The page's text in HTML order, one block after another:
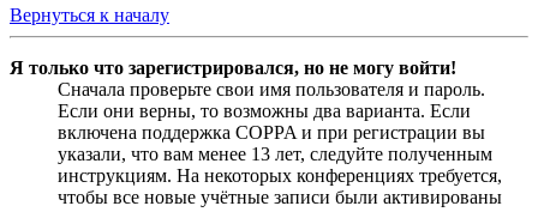
Вернуться к началу
Я только что зарегистрировался, но не могу войти!
Сначала проверьте свои имя пользователя и пароль.
Если они верны, то возможны два варианта. Если
включена поддержка COPPA и при регистрации вы
указали, что вам менее 13 лет, следуйте полученным
инструкциям. На некоторых конференциях требуется,
чтобы все новые учётные записи были активированы